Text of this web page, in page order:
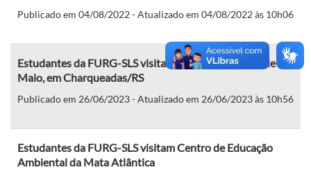
Publicado em 04/08/2022 - Atualizado em 04/08/2022 às 10h06
Estudantes da FURG-SLS visitam Assentamento 30 de
Maio, em Charqueadas/RS
Publicado em 26/06/2023 - Atualizado em 26/06/2023 às 10h56
Estudantes da FURG-SLS visitam Centro de Educação
Ambiental da Mata Atlântica